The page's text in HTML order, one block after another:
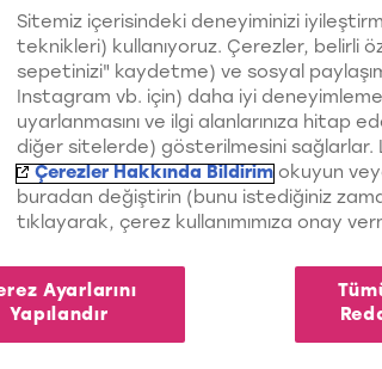
kolaylıkla uyum
modeli deneyebilir,
yumuşak bir görünüm
Gereken
oldukça çeşitli olsa da,
Sitemiz içerisindeki deneyiminizi
teknikleri) kullanıyoruz. Çerezler, belirli
sepetinizi" kaydetme) ve sosyal
Instagram vb. için) daha iyi
uyarlanmasını ve ilgi alanlarınıza hitap
diğer sitelerde) gösterilmesini sağlarlar.
Çerezler Hakkında Bildirim okuyun
buradan değiştirin (bunu istediğiniz
tıklayarak, çerez kullanımımıza onay
Ayarlarını
Yapılandır